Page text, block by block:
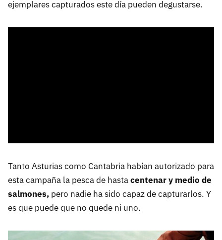
ejemplares capturados este día pueden degustarse.
Tanto Asturias como Cantabria habían autorizado para
esta campaña la pesca de hastacentenar y medio de
salmones, pero nadie ha sido capaz de capturarlos. Y
es que puede que no quede ni uno.